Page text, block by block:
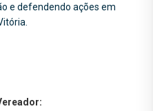
e defendendo ações em